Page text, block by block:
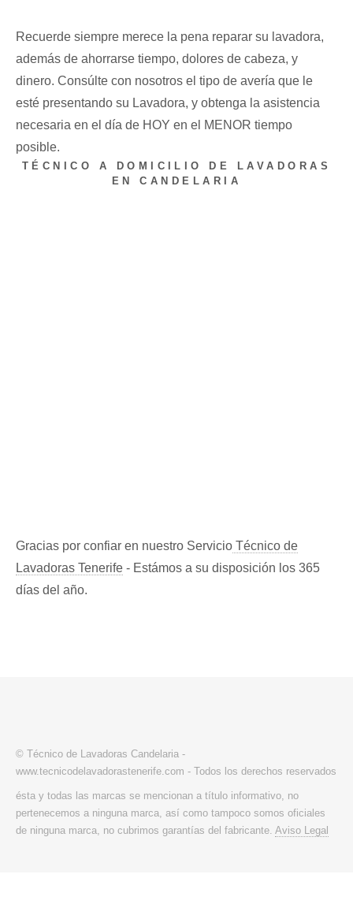
Recuerde siempre merece la pena reparar su lavadora,
además de ahorrarse tiempo, dolores de cabeza, y
dinero. Consúlte con nosotros el tipo de avería que le
esté presentando su Lavadora, y obtenga la asistencia
necesaria en el día de HOY en el MENOR tiempo
posible.
TÉCNICO A DOMICILIO DE LAVADORAS
EN CANDELARIA
Gracias por confiar en nuestro Servicio Técnico de
Lavadoras Tenerife - Estámos a su disposición los 365
días del año.
© Técnico de Lavadoras Candelaria -
www.tecnicodelavadorastenerife.com - Todos los derechos reservados
ésta y todas las marcas se mencionan a título informativo, no
pertenecemos a ninguna marca, así como tampoco somos oficiales
de ninguna marca, no cubrimos garantías del fabricante. Aviso Legal